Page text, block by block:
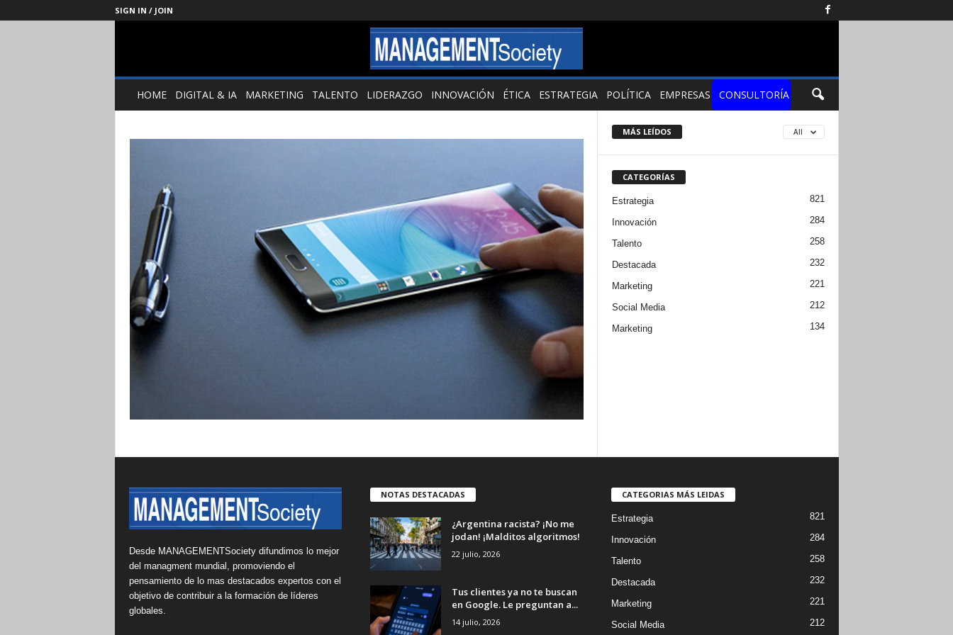
SIGN IN / JOIN
Management
SocietyHOME DIGITAL & IA MARKETING TALENTO LIDERAZGO INNOVACIÓN ÉTICA ESTRATEGIA POLÍTICA EMPRESAS CONSULTORÍA
MÁS LEÍDOS All
CATEGORÍAS
Estrategia 821
Innovación 284
Talento 258
Destacada 232
Marketing 221
Social Media 212
Marketing 134
Desde MANAGEMENTSociety difundimos lo mejor
del managment mundial, promoviendo el
pensamiento de lo mas destacados expertos con el
objetivo de contribuir a la formación de líderes
globales.
NOTAS DESTACADAS
¿Argentina racista? ¡No me
jodan! ¡Malditos algoritmos!
22 julio, 2026
Tus clientes ya no te buscan
en Google. Le preguntan a...
14 julio, 2026
CATEGORIAS MÁS LEIDAS
Estrategia 821
Innovación 284
Talento 258
Destacada 232
Marketing 221
Social Media 212